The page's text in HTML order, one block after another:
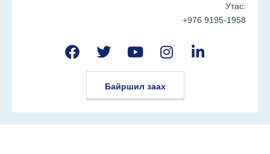
Утас:
+976 9195-1958
Байршил заах